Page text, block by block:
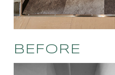
BEFORE